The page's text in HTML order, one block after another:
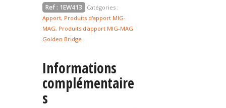
Ref : 1EW413
Catégories :
Apport, Produits d'apport MIG-
MAG, Produits d'apport MIG-MAG
Golden Bridge
Informations
complémentaire
s